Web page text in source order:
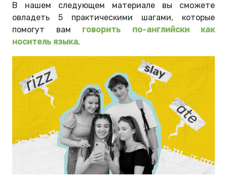
В нашем следующем материале вы сможете
овладеть 5 практическими шагами, которые
помогут вам говорить по-английски как
носитель языка.